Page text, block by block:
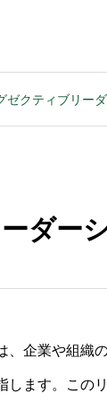
キャッシュ
を依頼する前
ゼクティブリー
ダー
、企業や組織
します。この